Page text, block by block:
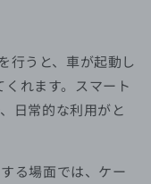
行うと、車が起動し
れます。スマート
日常的な利用がと
る場面では、ケー